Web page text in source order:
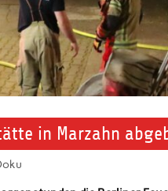
in Marzahn